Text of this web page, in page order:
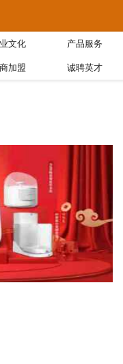
文化 产品服务
加盟 诚聘英才